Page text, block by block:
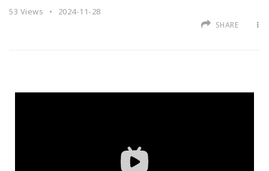
53 Views 2024-11-28
SHARE